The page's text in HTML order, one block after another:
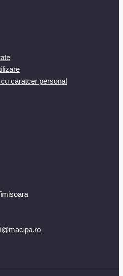
caratcer personal